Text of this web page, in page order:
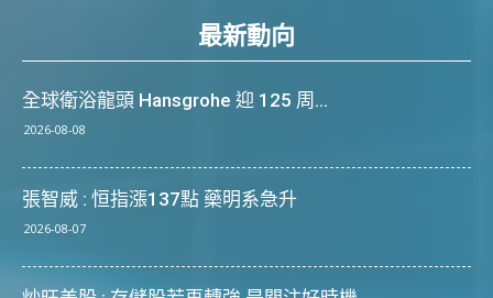
最新動向
全球衛浴龍頭 Hansgrohe 迎 125 周...
2026-08-08
張智威 : 恒指漲137點 藥明系急升
2026-08-07